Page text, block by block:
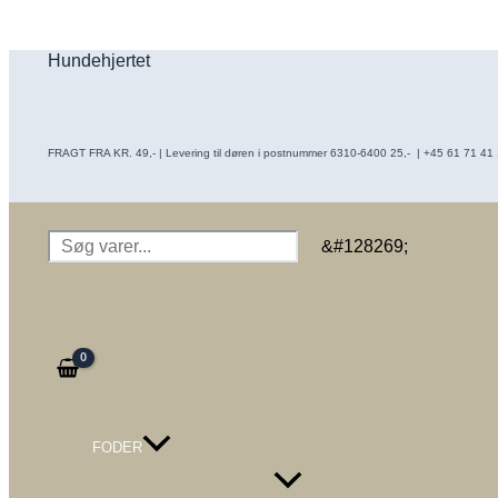
til
Hundehjertet
FRAGT FRA KR. 49,- | Levering til døren i postnummer 6310-6400 25,- | +45 61 71 41
Søg &#128269;
FODER
Menu